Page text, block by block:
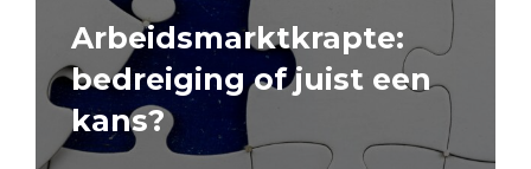
Arbeidsmarktkrapte:
bedreiging of juist een
kans?